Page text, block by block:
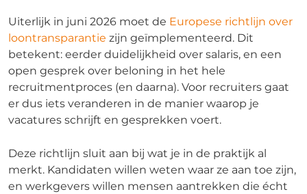
Uiterlijk in juni 2026 moet de Europese richtlijn over
loontransparantie zijn geïmplementeerd. Dit
betekent: eerder duidelijkheid over salaris, en een
open gesprek over beloning in het hele
recruitmentproces (en daarna). Voor recruiters gaat
er dus iets veranderen in de manier waarop je
vacatures schrijft en gesprekken voert.
Deze richtlijn sluit aan bij wat je in de praktijk al
merkt. Kandidaten willen weten waar ze aan toe zijn,
en werkgevers willen mensen aantrekken die écht